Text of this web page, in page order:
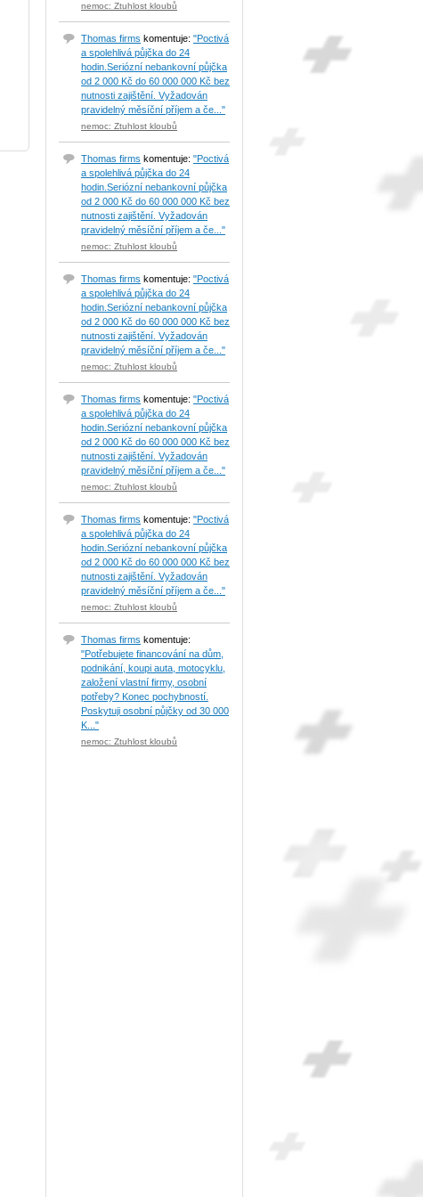
nemoc: Ztuhlost kloubů
Thomas firms komentuje: "Poctivá
a spolehlivá půjčka do 24
hodin.Seriózní nebankovní půjčka
od 2 000 Kč do 60 000 000 Kč bez
nutnosti zajištění. Vyžadován
pravidelný měsíční příjem a če..."
nemoc: Ztuhlost kloubů
Thomas firms komentuje: "Poctivá
a spolehlivá půjčka do 24
hodin.Seriózní nebankovní půjčka
od 2 000 Kč do 60 000 000 Kč bez
nutnosti zajištění. Vyžadován
pravidelný měsíční příjem a če..."
nemoc: Ztuhlost kloubů
Thomas firms komentuje: "Poctivá
a spolehlivá půjčka do 24
hodin.Seriózní nebankovní půjčka
od 2 000 Kč do 60 000 000 Kč bez
nutnosti zajištění. Vyžadován
pravidelný měsíční příjem a če..."
nemoc: Ztuhlost kloubů
Thomas firms komentuje: "Poctivá
a spolehlivá půjčka do 24
hodin.Seriózní nebankovní půjčka
od 2 000 Kč do 60 000 000 Kč bez
nutnosti zajištění. Vyžadován
pravidelný měsíční příjem a če..."
nemoc: Ztuhlost kloubů
Thomas firms komentuje: "Poctivá
a spolehlivá půjčka do 24
hodin.Seriózní nebankovní půjčka
od 2 000 Kč do 60 000 000 Kč bez
nutnosti zajištění. Vyžadován
pravidelný měsíční příjem a če..."
nemoc: Ztuhlost kloubů
Thomas firms komentuje:
"Potřebujete financování na dům,
podnikání, koupi auta, motocyklu,
založení vlastní firmy, osobní
potřeby? Konec pochybností.
Poskytuji osobní půjčky od 30 000
K..."
nemoc: Ztuhlost kloubů